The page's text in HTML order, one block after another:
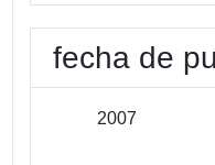
fecha de
2007